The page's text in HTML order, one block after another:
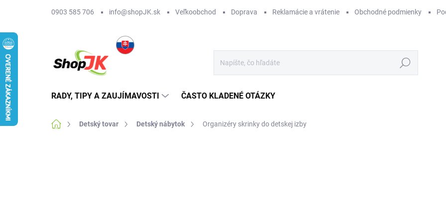
0903 585 706 info@shopJK.sk Veľkoobchod Doprava Reklamácie a vrátenie Obchodné podmienky
Hľadať
RADY, TIPY A ZAUJÍMAVOSTI ČASTO KLADENÉ OTÁZKY
DomovDetský tovar Detský nábytok Organizéry skrinky do detskej izby